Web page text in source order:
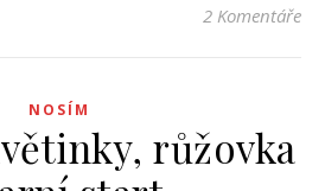
2 Komentáře
NOSÍM
růžovka